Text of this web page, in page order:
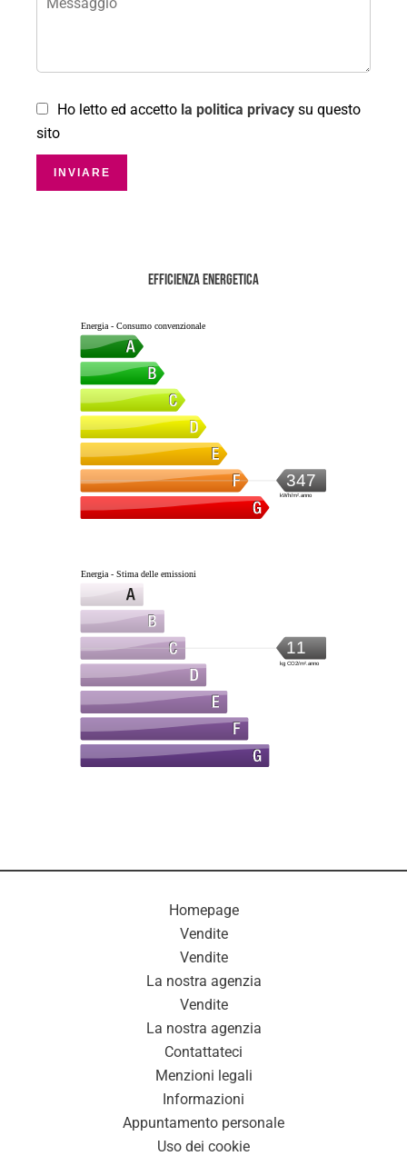
Ho letto ed accetto la politica privacy su questo
sito
INVIARE
Efficienza energetica
Energia - Consumo convenzionale
347
kWh/m².anno
Energia - Stima delle emissioni
11
kg CO2/m².anno
Homepage
Vendite
Vendite
La nostra agenzia
Vendite
La nostra agenzia
Contattateci
Menzioni legali
Informazioni
Appuntamento personale
Uso dei cookie